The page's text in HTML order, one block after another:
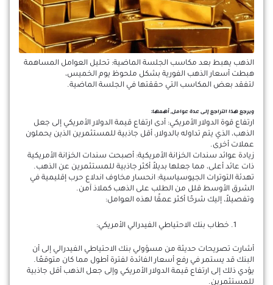
الذهب يهبط بعد مكاسب الجلسة الماضية: تحليل العوامل المساهمة
هبطت أسعار الذهب الفورية بشكل ملحوظ يوم الخميس،
لتفقد بعض المكاسب التي حققتها في الجلسة الماضية.
ويرجع هذا التراجع إلى عدة عوامل، أهمها:
ارتفاع قوة الدولار الأمريكي: أدى ارتفاع قيمة الدولار الأمريكي إلى جعل
الذهب، الذي يتم تداوله بالدولار، أقل جاذبية للمستثمرين الذين يحملون
عملات أخرى.
زيادة عوائد سندات الخزانة الأمريكية: أصبحت سندات الخزانة الأمريكية
ذات عائد أعلى، مما جعلها بديلاً أكثر جاذبية للمستثمرين عن الذهب.
تهدئة التوترات الجيوسياسية: انحسار مخاوف اندلاع حرب إقليمية في
الشرق الأوسط قلل من الطلب على الذهب كملاذ آمن.
وتفصيلاً، إليك شرحًا أكثر عمقًا لهذه العوامل:
خطاب بنك الاحتياطي الفيدرالي الأمريكي:
أشارت تصريحات حديثة من مسؤولي بنك الاحتياطي الفيدرالي إلى أن
البنك قد يستمر في رفع أسعار الفائدة لفترة أطول مما كان متوقعًا.
يؤدي ذلك إلى ارتفاع قيمة الدولار الأمريكي وإلى جعل الذهب أقل جاذبية
للمستثمرين.